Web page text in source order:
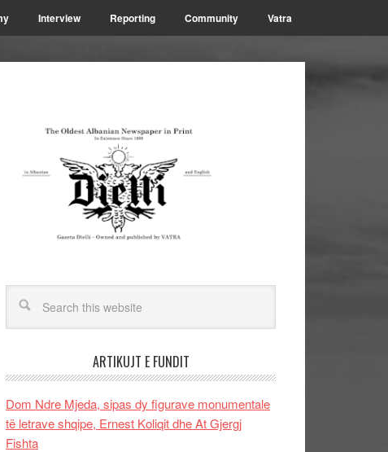
Interview Reporting Community Vatra
ARTIKUJT E FUNDIT
Dom Ndre Mjeda, sipas dy figurave monumentale
të letrave shqipe, Ernest Koliqit dhe At Gjergj
Fishta